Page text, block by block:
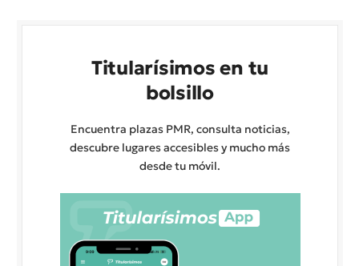
Titularísimos en tu
bolsillo
Encuentra plazas PMR, consulta noticias,
descubre lugares accesibles y mucho más
desde tu móvil.